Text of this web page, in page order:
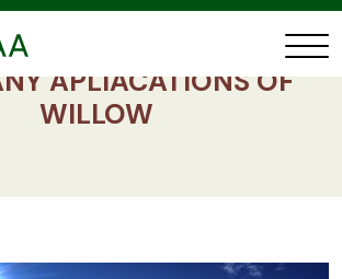
APLIACATIONS OF
WILLOW